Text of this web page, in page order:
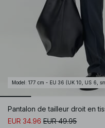
Model : 177 cm - EU 36 (UK 10, US 6,
Pantalon de tailleur droit en
EUR 34.96 EUR 49.95